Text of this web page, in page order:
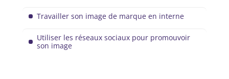
Travailler son image de marque en interne
Utiliser les réseaux sociaux pour promouvoir
son image